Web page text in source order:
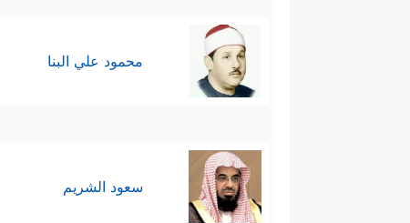
محمود علي البنا
سعود الشريم